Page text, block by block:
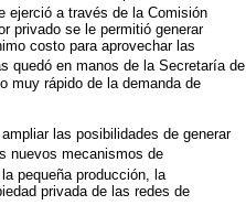
ejerció a través de la Comisión
privado se le permitió generar
costo para aprovechar las
quedó en manos de la Secretaría de
muy rápido de la demanda de
las posibilidades de generar
nuevos mecanismos de
pequeña producción, la
privada de las redes de